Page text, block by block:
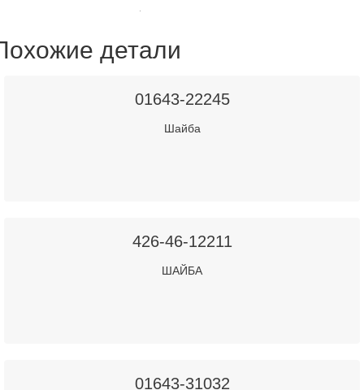
детали
01643-22245
Шайба
426-46-12211
ШАЙБА
01643-31032